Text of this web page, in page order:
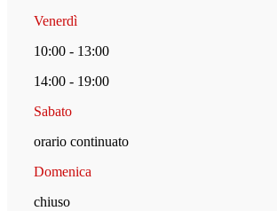
Venerdì
10:00 - 13:00
14:00 - 19:00
Sabato
orario continuato
Domenica
chiuso